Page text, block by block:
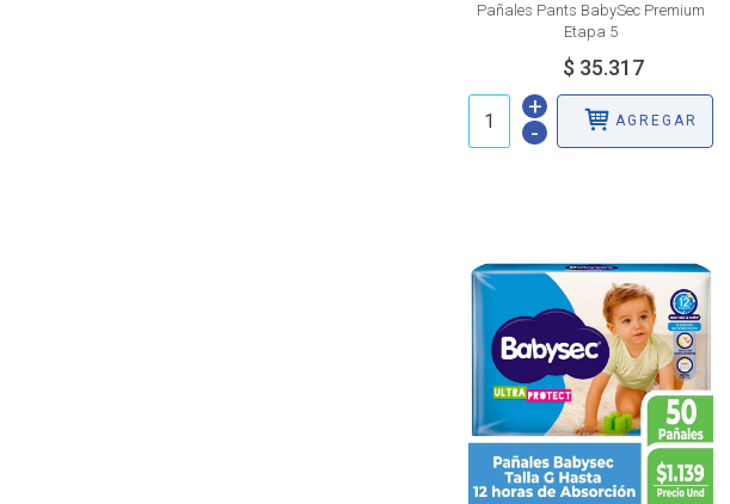
Pañales Pants BabySec Premium
Etapa 5
+
-
AGREGAR